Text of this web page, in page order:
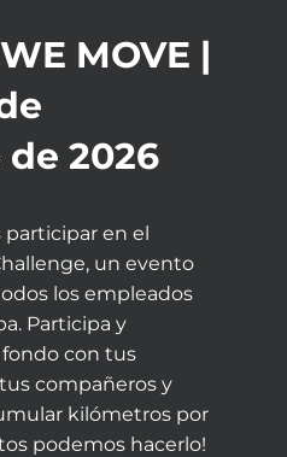
MOVE |
2026
participar en el
un evento
los empleados
Participa y
con tus
compañeros y
kilómetros por
podemos hacerlo!